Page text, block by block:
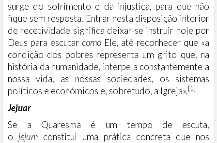
surge do sofrimento e da injustiça, para que não
fique sem resposta. Entrar nesta disposição interior
de recetividade significa deixar-se instruir hoje por
Deus para escutar como Ele, até reconhecer que «a
condição dos pobres representa um grito que, na
história da humanidade, interpela constantemente a
nossa vida, as nossas sociedades, os sistemas
políticos e económicos e, sobretudo, a Igreja».[1]
Jejuar
Se a Quaresma é um tempo de escuta,
o jejum constitui uma prática concreta que nos